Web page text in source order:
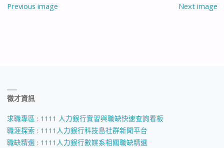
Previous image Next image
徵才資訊
求職專區 : 1111 人力銀行實習與職缺快速查詢看板
職涯探索 : 1111人力銀行科技島社群新聞平台
職缺精選 : 1111人力銀行數媒系相關職缺精選